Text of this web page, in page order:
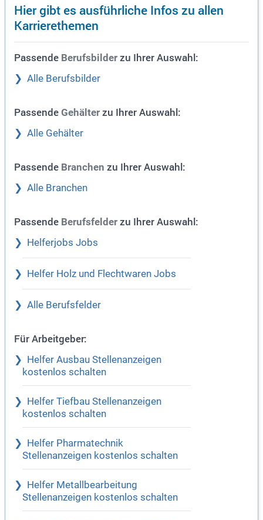
Hier gibt es ausführliche Infos zu allen
Karrierethemen
Passende Berufsbilder zu Ihrer Auswahl:
Alle Berufsbilder
Passende Gehälter zu Ihrer Auswahl:
Alle Gehälter
Passende Branchen zu Ihrer Auswahl:
Alle Branchen
Passende Berufsfelder zu Ihrer Auswahl:
Helferjobs Jobs
Helfer Holz und Flechtwaren Jobs
Alle Berufsfelder
Für Arbeitgeber:
Helfer Ausbau Stellenanzeigen
kostenlos schalten
Helfer Tiefbau Stellenanzeigen
kostenlos schalten
Helfer Pharmatechnik
Stellenanzeigen kostenlos schalten
Helfer Metallbearbeitung
Stellenanzeigen kostenlos schalten